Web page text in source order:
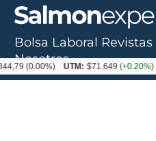
Bolsa Laboral Revistas
Nosotros
UTM: $71.649(+0.20%) Dólar: